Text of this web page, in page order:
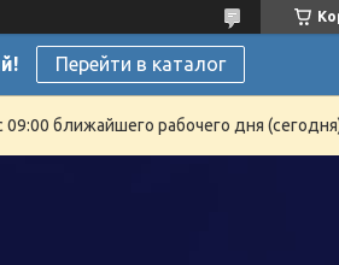
Перейти в каталог
ближайшего рабочего дня